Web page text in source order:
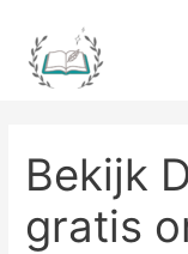
content
Bekijk
gratis